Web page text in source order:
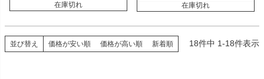
在庫切れ 在庫切れ
並び替え 価格が安い順 価格が高い順 新着順 18件中 1-18件表示